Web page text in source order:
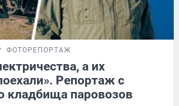
ФОТОРЕПОРТАЖ
а их
Репортаж с
кладбища паровозов